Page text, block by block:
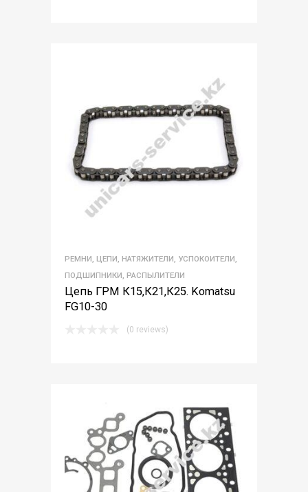
РЕМНИ, ЦЕПИ, НАТЯЖИТЕЛИ, УСПОКОИТЕЛИ,
ПОДШИПНИКИ, РАСПЫЛИТЕЛИ
Цепь ГРМ К15,К21,К25. Komatsu
FG10-30
(0 reviews)